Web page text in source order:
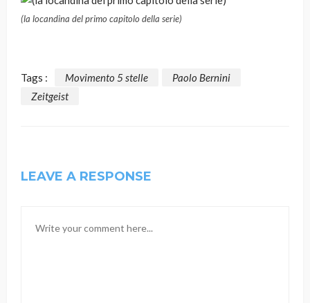
(la locandina del primo capitolo della serie)
Tags : Movimento 5 stelle
Paolo Bernini
Zeitgeist
LEAVE A RESPONSE